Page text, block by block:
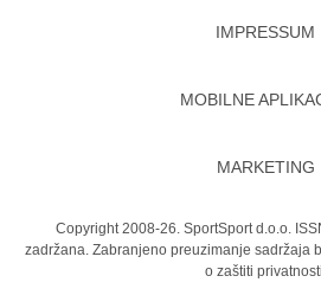
IMPRESSUM
MOBILNE
MARKETING
Copyright 2008-26. SportSport d.o.o.
zadržana. Zabranjeno preuzimanje sadržaja
o zaštiti privatnosti.